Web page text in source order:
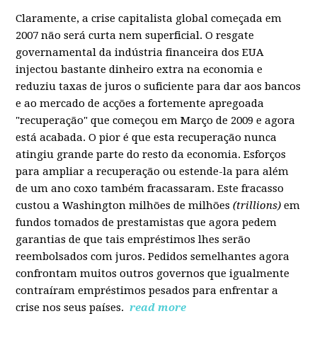
Claramente, a crise capitalista global começada em
2007 não será curta nem superficial. O resgate
governamental da indústria financeira dos EUA
injectou bastante dinheiro extra na economia e
reduziu taxas de juros o suficiente para dar aos bancos
e ao mercado de acções a fortemente apregoada
"recuperação" que começou em Março de 2009 e agora
está acabada. O pior é que esta recuperação nunca
atingiu grande parte do resto da economia. Esforços
para ampliar a recuperação ou estende-la para além
de um ano coxo também fracassaram. Este fracasso
custou a Washington milhões de milhões(trillions) em
fundos tomados de prestamistas que agora pedem
garantias de que tais empréstimos lhes serão
reembolsados com juros. Pedidos semelhantes agora
confrontam muitos outros governos que igualmente
contraíram empréstimos pesados para enfrentar a
crise nos seus países. read more